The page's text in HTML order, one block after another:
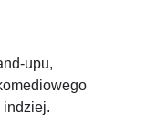
upu,
indziej.